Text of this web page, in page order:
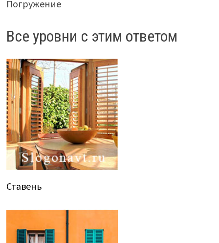
Погружение
Все уровни с этим ответом
Ставень